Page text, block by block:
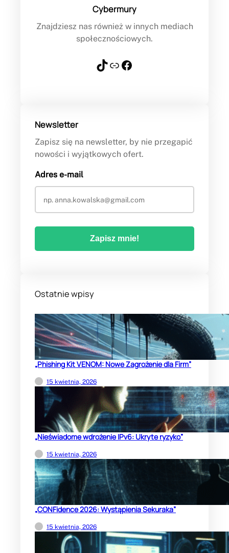
Cybermury
Znajdziesz nas również w innych mediach
społecznościowych.
TikTok Link Facebook
Newsletter
Zapisz się na newsletter, by nie przegapić
nowości i wyjątkowych ofert.
Adres e-mail
Ostatnie wpisy
„Phishing Kit VENOM: Nowe Zagrożenie dla Firm”
15 kwietnia, 2026
„Nieświadome wdrożenie IPv6: Ukryte ryzyko”
15 kwietnia, 2026
„CONFidence 2026: Wystąpienia Sekuraka”
15 kwietnia, 2026